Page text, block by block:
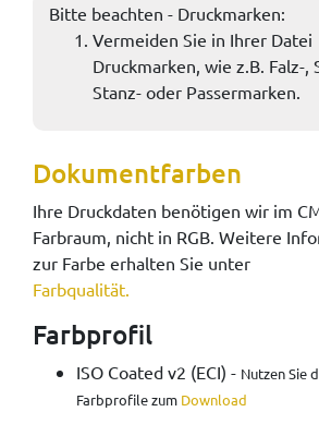
Bitte beachten - Druckmarken:
Vermeiden Sie in Ihrer Datei
Druckmarken, wie z.B. Falz-,
Stanz- oder Passermarken.
Dokumentfarben
Ihre Druckdaten benötigen wir im
Farbraum, nicht in RGB. Weitere
zur Farbe erhalten Sie unter
Farbqualität.
Farbprofil
ISO Coated v2 (ECI) - Nutzen Sie
Farbprofile zum Download